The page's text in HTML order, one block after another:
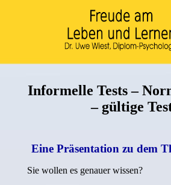
Informelle Tests –
– gültige
Eine Präsentation zu dem
Sie wollen es genauer wissen?